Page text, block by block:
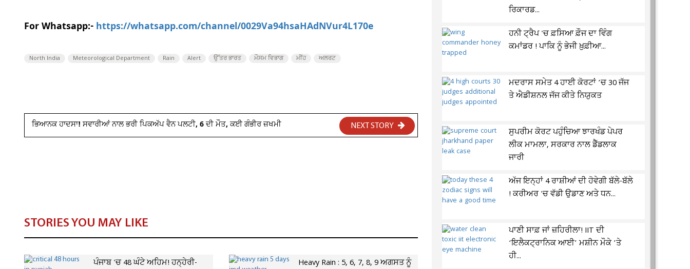
For Whatsapp:-https://whatsapp.com/channel/0029Va94hsaHAdNVur4L170e
North India Meteorological Department Rain Alert ਉੱਤਰ ਭਾਰਤ ਮੌਸਮ ਵਿਭਾਗ ਮੀਂਹ ਅਲਰਟ
ਭਿਆਨਕ ਹਾਦਸਾ! ਸਵਾਰੀਆਂ ਨਾਲ ਭਰੀ ਪਿਕਅੱਪ ਵੈਨ ਪਲਟੀ, 6 ਦੀ ਮੌਤ, ਕਈ ਗੰਭੀਰ ਜ਼ਖਮੀ NEXT STORY
STORIES YOU MAY LIKE
ਪੰਜਾਬ 'ਚ 48 ਘੰਟੇ ਅਹਿਮ! ਹਨ੍ਹੇਰੀ-
Heavy Rain : 5, 6, 7, 8, 9 ਅਗਸਤ ਨੂੰ
ਰਿਕਾਰਡ...
ਹਨੀ ਟ੍ਰੈਪ 'ਚ ਫ਼ਸਿਆ ਫ਼ੌਜ ਦਾ ਵਿੰਗ
ਕਮਾਂਡਰ ! ਪਾਕਿ ਨੂੰ ਭੇਜੀ ਖ਼ੁਫ਼ੀਆ...
ਮਦਰਾਸ ਸਮੇਤ 4 ਹਾਈ ਕੋਰਟਾਂ ’ਚ 30 ਜੱਜ
ਤੇ ਐਡੀਸ਼ਨਲ ਜੱਜ ਕੀਤੇ ਨਿਯੁਕਤ
ਸੁਪਰੀਮ ਕੋਰਟ ਪਹੁੰਚਿਆ ਝਾਰਖੰਡ ਪੇਪਰ
ਲੀਕ ਮਾਮਲਾ, ਸਰਕਾਰ ਨਾਲ ਡੈੱਡਲਾਕ
ਜਾਰੀ
ਅੱਜ ਇਨ੍ਹਾਂ 4 ਰਾਸ਼ੀਆਂ ਦੀ ਹੋਵੇਗੀ ਬੱਲੇ-ਬੱਲੇ
! ਕਰੀਅਰ 'ਚ ਵੱਡੀ ਉਡਾਣ ਅਤੇ ਧਨ...
ਪਾਣੀ ਸਾਫ਼ ਜਾਂ ਜ਼ਹਿਰੀਲਾ! IIT ਦੀ
‘ਇਲੈਕਟ੍ਰਾਨਿਕ ਆਈ’ ਮਸ਼ੀਨ ਮੌਕੇ ’ਤੇ
ਹੀ...